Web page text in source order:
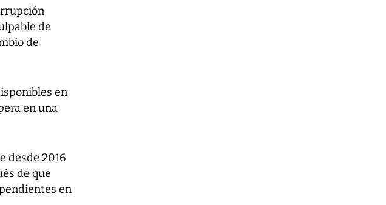
de
de
en
en una
desde 2016
de que
en